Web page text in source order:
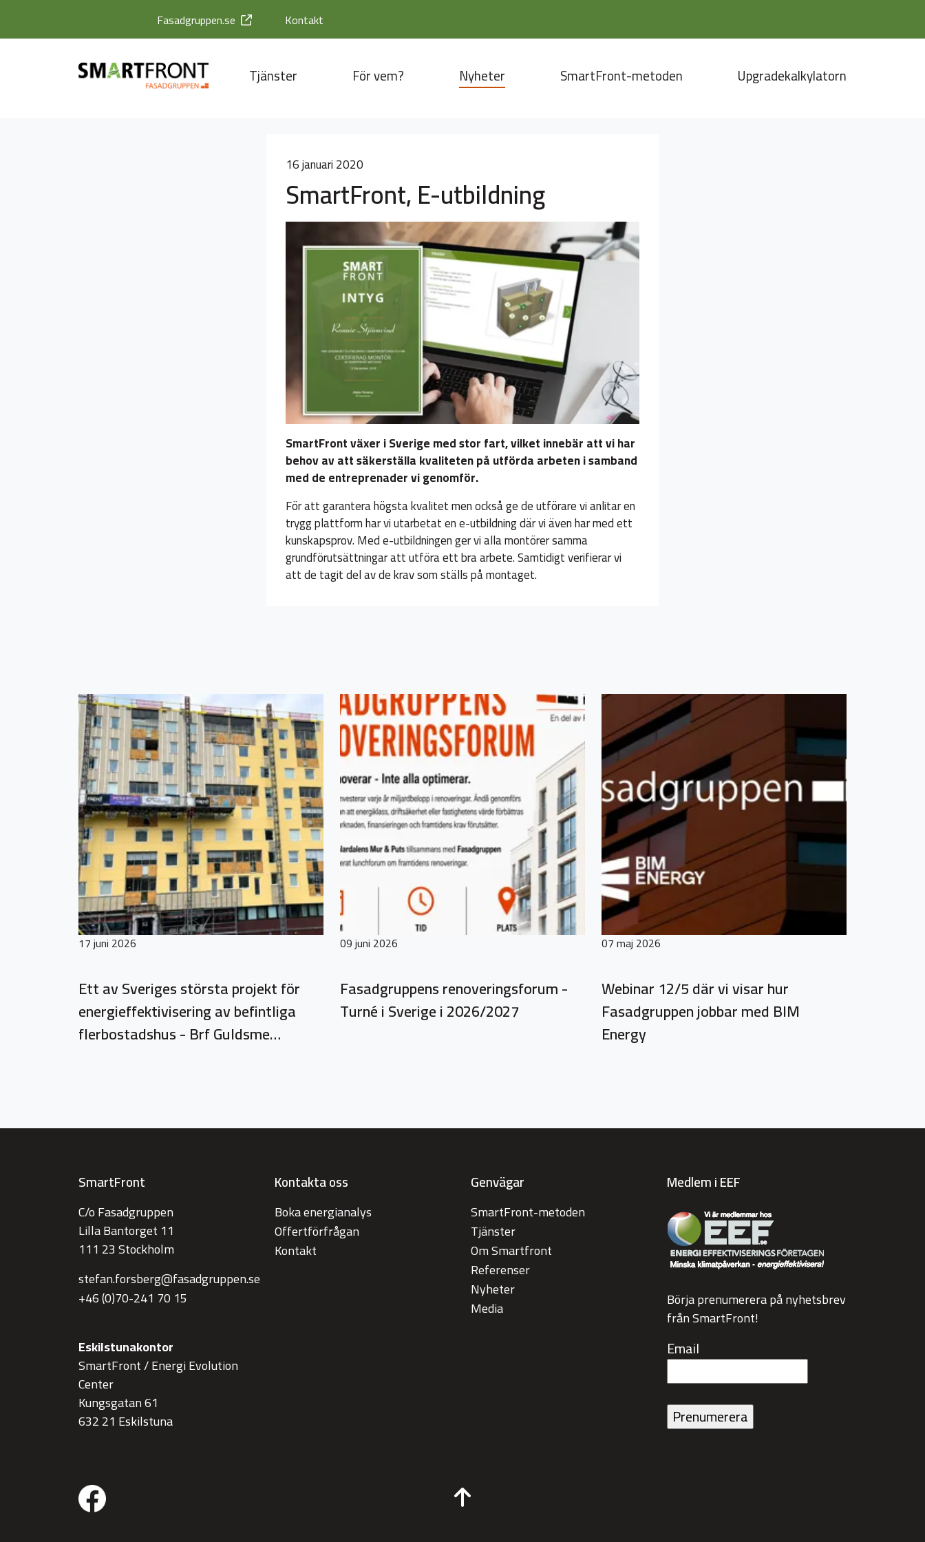
Fasadgruppen.se Kontakt
Tjänster För vem? Nyheter SmartFront-metoden Upgradekalkylatorn
16 januari 2020
SmartFront, E-utbildning
SmartFront växer i Sverige med stor fart, vilket innebär att vi har
behov av att säkerställa kvaliteten på utförda arbeten i samband
med de entreprenader vi genomför.
För att garantera högsta kvalitet men också ge de utförare vi anlitar en
trygg plattform har vi utarbetat en e-utbildning där vi även har med ett
kunskapsprov. Med e-utbildningen ger vi alla montörer samma
grundförutsättningar att utföra ett bra arbete. Samtidigt verifierar vi
att de tagit del av de krav som ställs på montaget.
17 juni 2026
Ett av Sveriges största projekt för
energieffektivisering av befintliga
flerbostadshus - Brf Guldsme…
09 juni 2026
Fasadgruppens renoveringsforum -
Turné i Sverige i 2026/2027
07 maj 2026
Webinar 12/5 där vi visar hur
Fasadgruppen jobbar med BIM
Energy
SmartFront
C/o Fasadgruppen
Lilla Bantorget 11
111 23 Stockholm
stefan.forsberg@fasadgruppen.se
+46 (0)70-241 70 15
Eskilstunakontor
SmartFront / Energi Evolution
Center
Kungsgatan 61
632 21 Eskilstuna
Kontakta oss
Boka energianalys
Offertförfrågan
Kontakt
Genvägar
SmartFront-metoden
Tjänster
Om Smartfront
Referenser
Nyheter
Media
Medlem i EEF
Börja prenumerera på nyhetsbrev
från SmartFront!
Email